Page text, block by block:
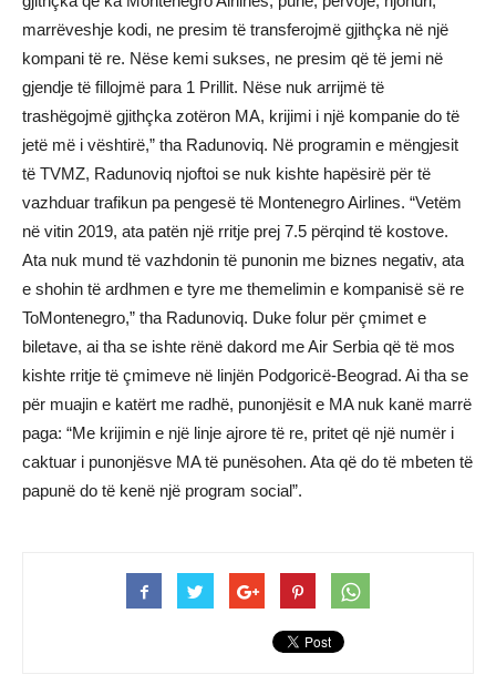
marrëveshje kodi, ne presim të transferojmë gjithçka në një
kompani të re. Nëse kemi sukses, ne presim që të jemi në
gjendje të fillojmë para 1 Prillit. Nëse nuk arrijmë të
trashëgojmë gjithçka zotëron MA, krijimi i një kompanie do të
jetë më i vështirë,” tha Radunoviq. Në programin e mëngjesit
të TVMZ, Radunoviq njoftoi se nuk kishte hapësirë ​​për të
vazhduar trafikun pa pengesë të Montenegro Airlines. “Vetëm
në vitin 2019, ata patën një rritje prej 7.5 përqind të kostove.
Ata nuk mund të vazhdonin të punonin me biznes negativ, ata
e shohin të ardhmen e tyre me themelimin e kompanisë së re
ToMontenegro,” tha Radunoviq. Duke folur për çmimet e
biletave, ai tha se ishte rënë dakord me Air Serbia që të mos
kishte rritje të çmimeve në linjën Podgoricë-Beograd. Ai tha se
për muajin e katërt me radhë, punonjësit e MA nuk kanë marrë
paga: “Me krijimin e një linje ajrore të re, pritet që një numër i
caktuar i punonjësve MA të punësohen. Ata që do të mbeten të
papunë do të kenë një program social”.